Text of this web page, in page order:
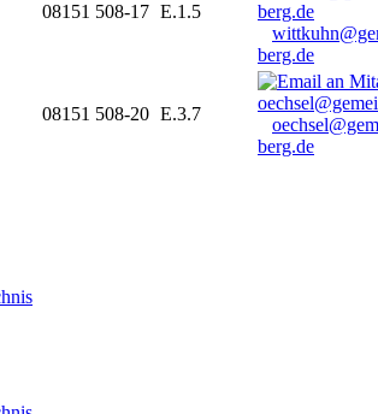
08151 508-17 E.1.5
berg.de
08151 508-20 E.3.7
berg.de